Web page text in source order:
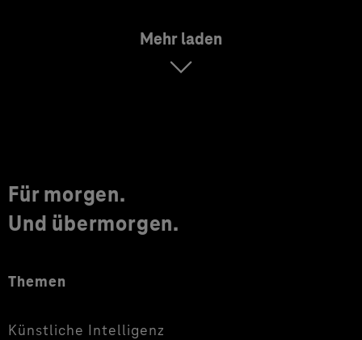
Mehr laden
Für morgen.
Und übermorgen.
Themen
Künstliche Intelligenz